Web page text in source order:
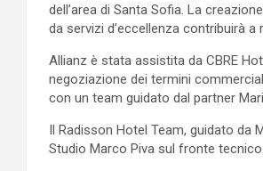
dell’area di Santa Sofia. La
da servizi d’eccellenza contribuirà
Allianz è stata assistita da CBRE
negoziazione dei termini
con un team guidato dal partner
Il Radisson Hotel Team, guidato da
Studio Marco Piva sul fronte tecnico